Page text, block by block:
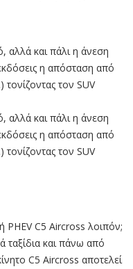
αλλά και πάλι η άνεση
η απόσταση από
τον SUV
αλλά και πάλι η άνεση
η απόσταση από
τον SUV
PHEV C5 Aircross λοιπόν;
ταξίδια και πάνω από
C5 Aircross αποτελεί